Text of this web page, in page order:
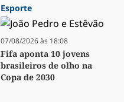
Esporte
07/08/2026 às 18:08
Fifa aponta 10 jovens
brasileiros de olho na
Copa de 2030